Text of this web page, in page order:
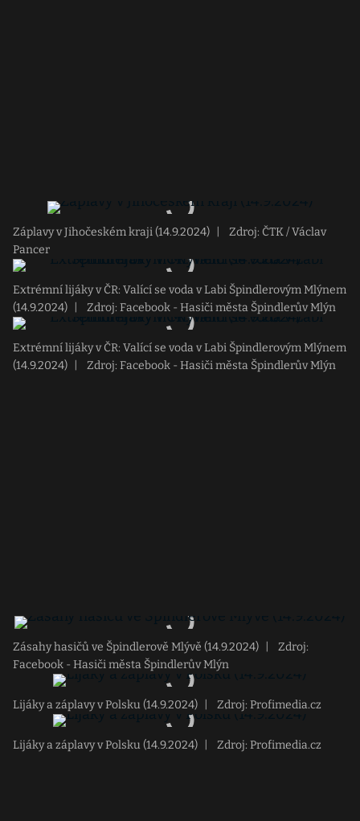
Záplavy v Jihočeském kraji (14.9.2024)
Zdroj: ČTK / Václav
Pancer
Extrémní lijáky v ČR: Valící se voda v Labi Špindlerovým Mlýnem
(14.9.2024)
Zdroj: Facebook - Hasiči města Špindlerův Mlýn
Extrémní lijáky v ČR: Valící se voda v Labi Špindlerovým Mlýnem
(14.9.2024)
Zdroj: Facebook - Hasiči města Špindlerův Mlýn
Zásahy hasičů ve Špindlerově Mlývě (14.9.2024)
Zdroj:
Facebook - Hasiči města Špindlerův Mlýn
Lijáky a záplavy v Polsku (14.9.2024) Zdroj: Profimedia.cz
Lijáky a záplavy v Polsku (14.9.2024) Zdroj: Profimedia.cz